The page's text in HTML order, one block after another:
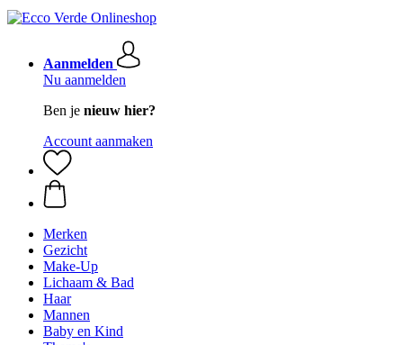
Aanmelden
Nu aanmelden
Ben je nieuw hier?
Account aanmaken
Merken
Gezicht
Make-Up
Lichaam & Bad
Haar
Mannen
Baby en Kind